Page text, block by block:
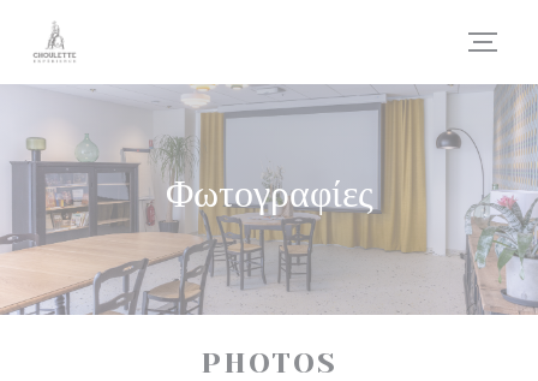
Πίνακας διαχείρισης "Μπισκότων" (Cookies)
Φωτογραφίες
PHOTOS